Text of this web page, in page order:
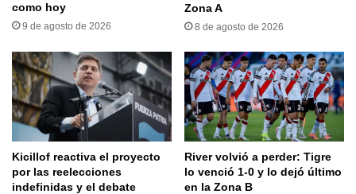
como hoy
9 de agosto de 2026
Zona A
8 de agosto de 2026
Kicillof reactiva el proyecto
por las reelecciones
indefinidas y el debate
River volvió a perder: Tigre
lo venció 1-0 y lo dejó último
en la Zona B